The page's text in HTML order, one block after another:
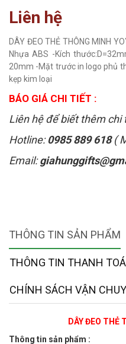
Liên hệ
DÂY ĐEO THẺ THÔNG MINH
Nhựa ABS -Kích
20mm -Mặt trước in logo phủ
kẹp kim loại
BÁO GIÁ CHI TIẾT :
Liên hệ để biết thêm chi
Hotline:0985 889 618(
Email:
THÔNG TIN SẢN PHẨM
THÔNG TIN THANH
CHÍNH SÁCH VẬN
DÂY ĐEO THẺ
Thông tin sản phẩm :